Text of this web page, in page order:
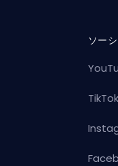
ソー
TikTok